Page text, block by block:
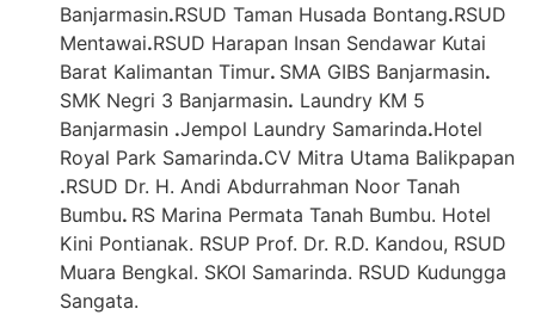
Banjarmasin.RSUD Taman Husada Bontang.RSUD
Mentawai.RSUD Harapan Insan Sendawar Kutai
Barat Kalimantan Timur. SMA GIBS Banjarmasin.
SMK Negri 3 Banjarmasin. Laundry KM 5
Banjarmasin .Jempol Laundry Samarinda.Hotel
Royal Park Samarinda.CV Mitra Utama Balikpapan
.RSUD Dr. H. Andi Abdurrahman Noor Tanah
Bumbu. RS Marina Permata Tanah Bumbu. Hotel
Kini Pontianak. RSUP Prof. Dr. R.D. Kandou, RSUD
Muara Bengkal. SKOI Samarinda. RSUD Kudungga
Sangata.